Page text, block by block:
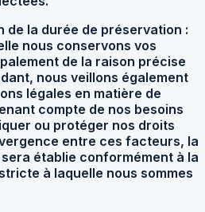
de la durée de préservation :
nous conservons vos
de la raison précise
nous veillons également
légales en matière de
compte de nos besoins
ou protéger nos droits
entre ces facteurs, la
établie conformément à la
à laquelle nous sommes